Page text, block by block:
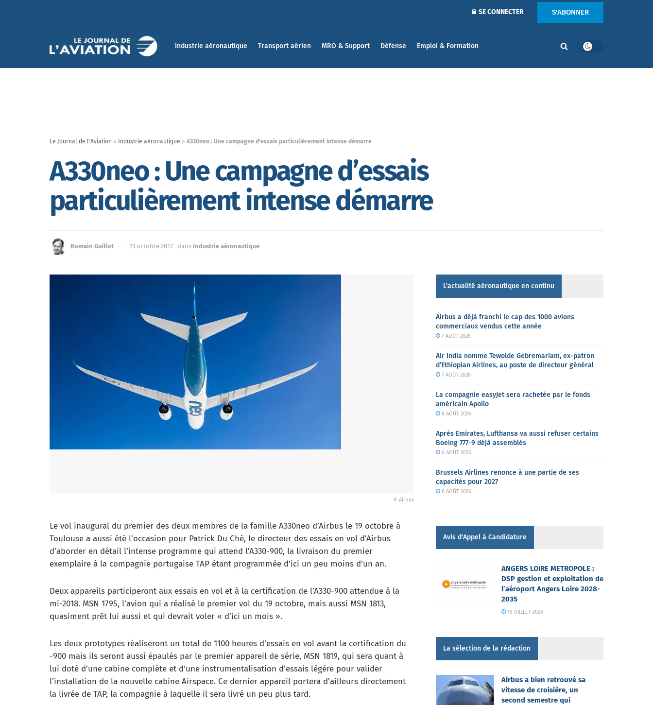
SE CONNECTER S'ABONNER
Industrie aéronautique Transport aérien MRO & Support Défense Emploi & Formation
Le Journal de l'Aviation » Industrie aéronautique » A330neo : Une campagne d’essais particulièrement intense démarre
A330neo : Une campagne d’essais
particulièrement intense démarre
Romain Guillot 23 octobre 2017 dans Industrie aéronautique
© Airbus
Le vol inaugural du premier des deux membres de la famille A330neo d’Airbus le 19 octobre à
Toulouse a aussi été l’occasion pour Patrick Du Ché, le directeur des essais en vol d’Airbus
d’aborder en détail l’intense programme qui attend l’A330-900, la livraison du premier
exemplaire à la compagnie portugaise TAP étant programmée d’ici un peu moins d’un an.
Deux appareils participeront aux essais en vol et à la certification de l’A330-900 attendue à la
mi-2018. MSN 1795, l’avion qui a réalisé le premier vol du 19 octobre, mais aussi MSN 1813,
quasiment prêt lui aussi et qui devrait voler « d’ici un mois ».
Les deux prototypes réaliseront un total de 1100 heures d’essais en vol avant la certification du
-900 mais ils seront aussi épaulés par le premier appareil de série, MSN 1819, qui sera quant à
lui doté d’une cabine complète et d’une instrumentalisation d’essais légère pour valider
l’installation de la nouvelle cabine Airspace. Ce dernier appareil portera d’ailleurs directement
la livrée de TAP, la compagnie à laquelle il sera livré un peu plus tard.
L'actualité aéronautique en continu
Airbus a déjà franchi le cap des 1000 avions
commerciaux vendus cette année
7 AOÛT 2026
Air India nomme Tewolde Gebremariam, ex-patron
d’Ethiopian Airlines, au poste de directeur général
7 AOÛT 2026
La compagnie easyJet sera rachetée par le fonds
américain Apollo
6 AOÛT 2026
Après Emirates, Lufthansa va aussi refuser certains
Boeing 777-9 déjà assemblés
6 AOÛT 2026
Brussels Airlines renonce à une partie de ses
capacités pour 2027
6 AOÛT 2026
Avis d'Appel à Candidature
ANGERS LOIRE METROPOLE :
DSP gestion et exploitation de
l’aéroport Angers Loire 2028-
2035
15 JUILLET 2026
La sélection de la rédaction
Airbus a bien retrouvé sa
vitesse de croisière, un
second semestre qui